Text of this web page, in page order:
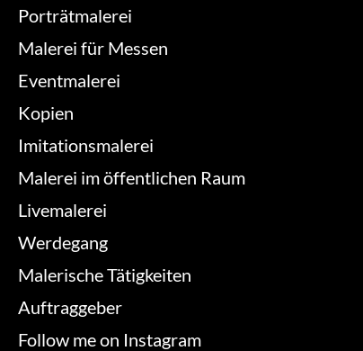
Porträtmalerei
Malerei für Messen
Eventmalerei
Kopien
Imitationsmalerei
Malerei im öffentlichen Raum
Livemalerei
Werdegang
Malerische Tätigkeiten
Auftraggeber
Follow me on Instagram